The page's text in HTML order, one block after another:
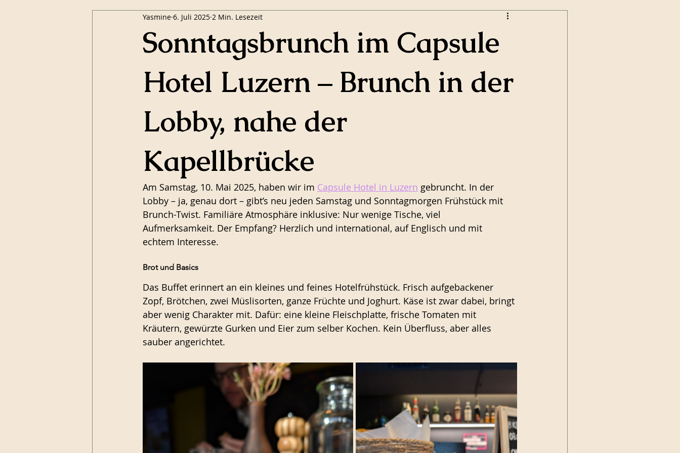
Sonntagsbrunch im Capsule
Hotel Luzern – Brunch in der
Lobby, nahe der
Kapellbrücke
Yasmine 6. Juli 2025 2 Min. Lesezeit
Am Samstag, 10. Mai 2025, haben wir im Capsule Hotel in Luzern gebruncht. In der
Lobby – ja, genau dort – gibt’s neu jeden Samstag und Sonntagmorgen Frühstück mit
Brunch-Twist. Familiäre Atmosphäre inklusive: Nur wenige Tische, viel
Aufmerksamkeit. Der Empfang? Herzlich und international, auf Englisch und mit
echtem Interesse.
Brot und Basics
Das Buffet erinnert an ein kleines und feines Hotelfrühstück. Frisch aufgebackener
Zopf, Brötchen, zwei Müslisorten, ganze Früchte und Joghurt. Käse ist zwar dabei, bringt
aber wenig Charakter mit. Dafür: eine kleine Fleischplatte, frische Tomaten mit
Kräutern, gewürzte Gurken und Eier zum selber Kochen. Kein Überfluss, aber alles
sauber angerichtet.